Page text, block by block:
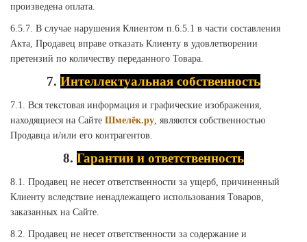
произведена оплата.
6.5.7. В случае нарушения Клиентом п.6.5.1 в части составления
Акта, Продавец вправе отказать Клиенту в удовлетворении
претензий по количеству переданного Товара.
7. Интеллектуальная собственность
7.1. Вся текстовая информация и графические изображения,
находящиеся на Сайте Шмелёк.ру , являются собственностью
Продавца и/или его контрагентов.
8. Гарантии и ответственность
8.1. Продавец не несет ответственности за ущерб, причиненный
Клиенту вследствие ненадлежащего использования Товаров,
заказанных на Сайте.
8.2. Продавец не несет ответственности за содержание и